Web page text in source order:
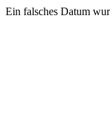
Ein falsches Datum